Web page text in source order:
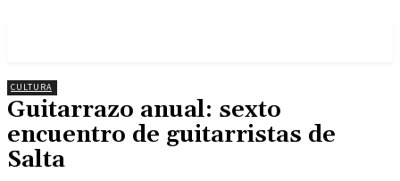
CULTURA
Guitarrazo anual: sexto
encuentro de guitarristas de
Salta